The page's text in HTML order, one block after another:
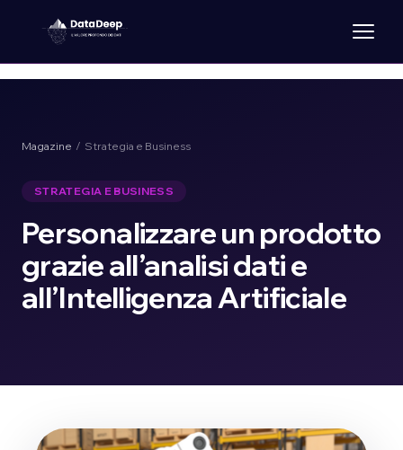
Magazine / Strategia e Business
STRATEGIA E BUSINESS
Personalizzare un prodotto
grazie all’analisi dati e
all’Intelligenza Artificiale